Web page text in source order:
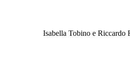
Isabella Tobino e Riccardo